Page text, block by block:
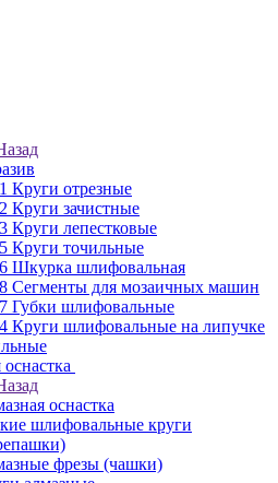
Круги отрезные
Круги зачистные
Круги лепестковые
Круги точильные
Шкурка шлифовальная
Сегменты для мозаичных машин
Губки шлифовальные
Круги шлифовальные на липучке
оснастка
шлифовальные круги
фрезы (чашки)